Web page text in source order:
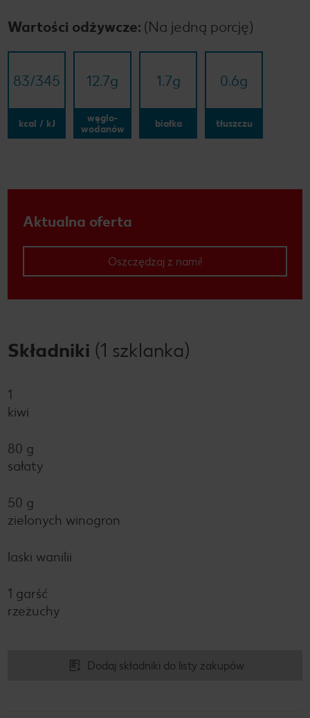
Wartości odżywcze: (Na jedną porcję)
83/​345
kcal / kJ
12.7g
węglo-
wodanów
1.7g
białka
0.6g
tłuszczu
Aktualna oferta
Oszczędzaj z nami!
Składniki (1 szklanka)
1
kiwi
80 g
sałaty
50 g
zielonych winogron
laski wanilii
1 garść
rzeżuchy
Dodaj składniki do listy zakupów